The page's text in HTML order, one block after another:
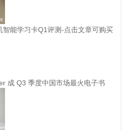
能学习卡Q1评测-点击文章可购买
成 Q3 季度中国市场最火电子书